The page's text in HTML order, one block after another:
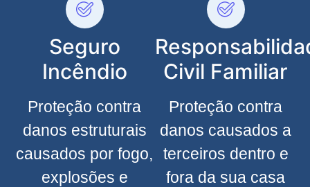
Seguro
Incêndio
Proteção contra
danos estruturais
causados por fogo,
explosões e
Civil Familiar
Proteção contra
danos causados a
terceiros dentro e
fora da sua casa